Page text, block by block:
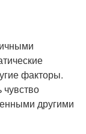
факторы.
другими